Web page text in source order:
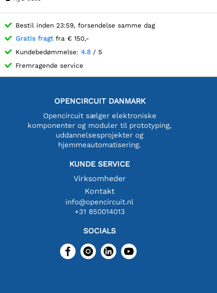
a general context, it
would be "modstand" in
Danish. If the term is
provide more context?
Bestil inden 23:59, forsendelse samme dag
Gratis fragt fra € 150,-
Kundebedømmelse: 4.8 / 5
Fremragende service
OPENCIRCUIT DANMARK
Opencircuit sælger elektroniske
komponenter og moduler til prototyping,
uddannelsesprojekter og
hjemmeautomatisering.
KUNDE SERVICE
Virksomheder
Kontakt
info@opencircuit.nl
+31 850014013
SOCIALS